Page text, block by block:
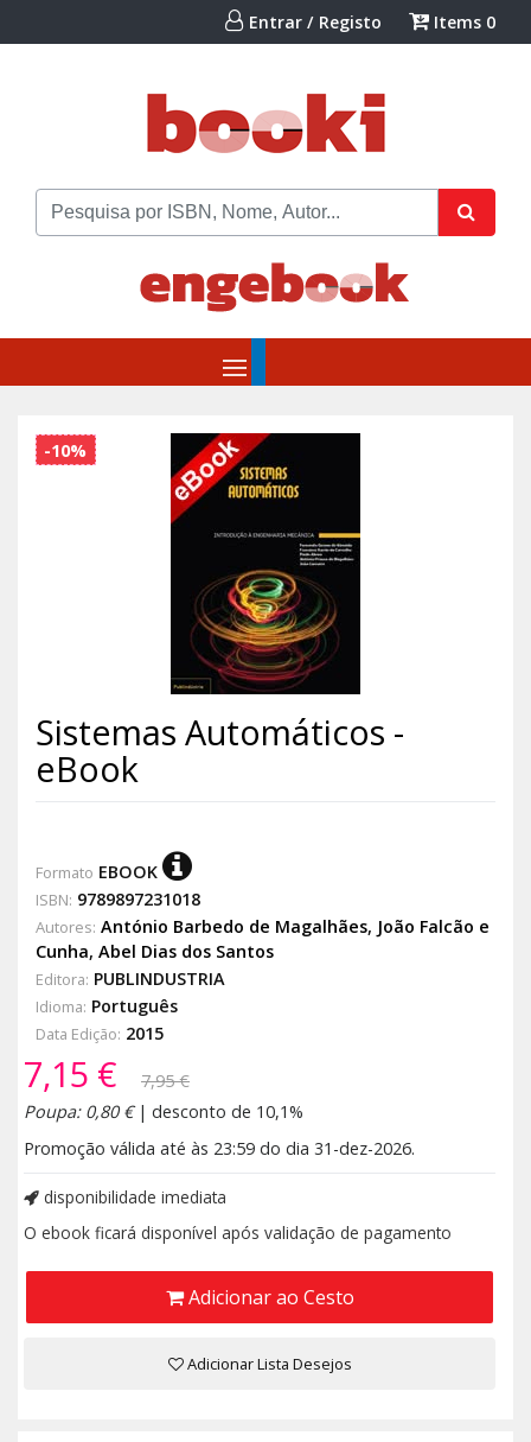
Entrar / Registo Items 0
-10%
Sistemas Automáticos -
eBook
Formato EBOOK
ISBN: 9789897231018
Autores: António Barbedo de Magalhães, João Falcão e
Cunha, Abel Dias dos Santos
Editora: PUBLINDUSTRIA
Idioma: Português
Data Edição: 2015
7,15 €
7,95 €
Poupa: 0,80 €| desconto de 10,1%
Promoção válida até às 23:59 do dia 31-dez-2026.
disponibilidade imediata
O ebook ficará disponível após validação de pagamento
Adicionar ao Cesto
Adicionar Lista Desejos